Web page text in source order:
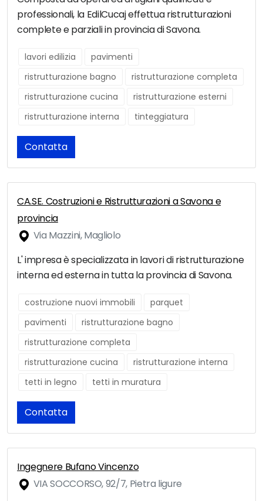
professionali, la EdilCucaj effettua ristrutturazioni
complete e parziali in provincia di Savona.
lavori edilizia
pavimenti
ristrutturazione bagno
ristrutturazione completa
ristrutturazione cucina
ristrutturazione esterni
ristrutturazione interna
tinteggiatura
Contatta
CA.SE. Costruzioni e Ristrutturazioni a Savona e
provincia
Via Mazzini, Magliolo
L' impresa è specializzata in lavori di ristrutturazione
interna ed esterna in tutta la provincia di Savona.
costruzione nuovi immobili
parquet
pavimenti
ristrutturazione bagno
ristrutturazione completa
ristrutturazione cucina
ristrutturazione interna
tetti in legno
tetti in muratura
Contatta
Ingegnere Bufano Vincenzo
VIA SOCCORSO, 92/7, Pietra ligure